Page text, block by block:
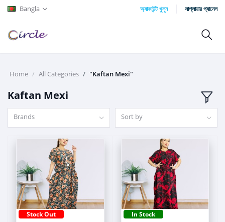
Bangla অ্যাকাউন্ট খুলুন সাপ্লায়ার প্যানেল
Home All Categories "Kaftan Mexi"
Kaftan Mexi
Brands Sort by
Stock Out In Stock